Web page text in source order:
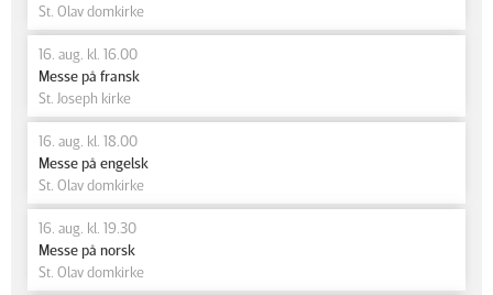
St. Olav domkirke
16. aug. kl. 16.00
Messe på fransk
St. Joseph kirke
16. aug. kl. 18.00
Messe på engelsk
St. Olav domkirke
16. aug. kl. 19.30
Messe på norsk
St. Olav domkirke